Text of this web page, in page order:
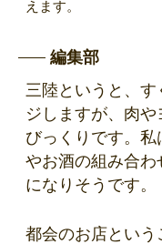
えます。
編集部
三陸というと、
ジしますが、肉
びっくりです。
やお酒の組み合
になりそうです。
都会のお店とい